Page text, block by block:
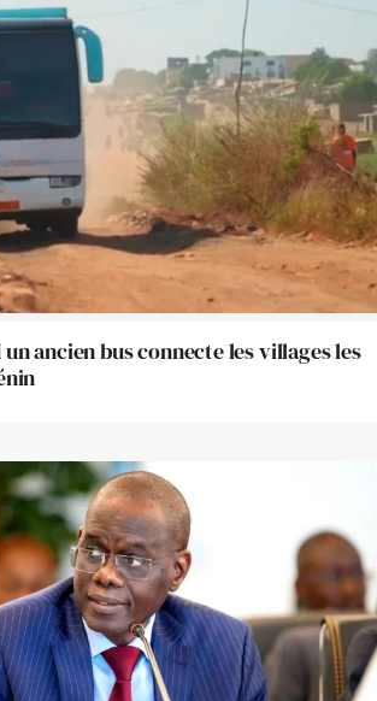
ancien bus connecte les villages les